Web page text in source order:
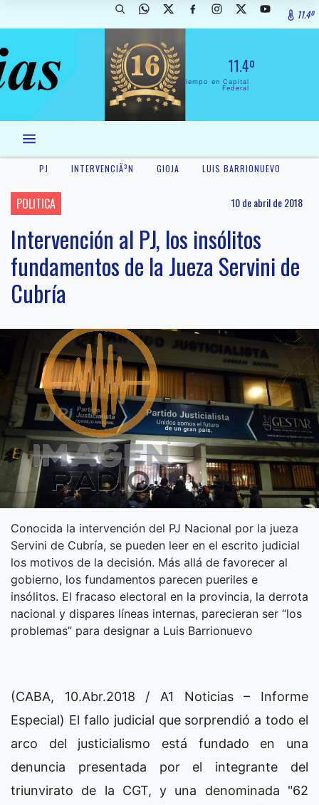
11.4º
11.4º
El Tiempo en Capital
Federal
PJ INTERVENCIÃ³N GIOJA LUIS BARRIONUEVO
POLITICA 10 de abril de 2018
Intervención al PJ, los insólitos
fundamentos de la Jueza Servini de
Cubría
Conocida la intervención del PJ Nacional por la jueza
Servini de Cubría, se pueden leer en el escrito judicial
los motivos de la decisión. Más allá de favorecer al
gobierno, los fundamentos parecen pueriles e
insólitos. El fracaso electoral en la provincia, la derrota
nacional y dispares líneas internas, parecieran ser “los
problemas” para designar a Luis Barrionuevo
(CABA, 10.Abr.2018 / A1 Noticias – Informe
Especial) El fallo judicial que sorprendió a todo el
arco del justicialismo está fundado en una
denuncia presentada por el integrante del
triunvirato de la CGT, y una denominada "62